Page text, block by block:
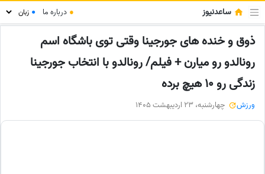
ساعدنیوز ● درباره ما ●
ذوق و خنده های جورجینا وقتی توی باشگاه اسم
رونالدو رو میارن + فیلم/ رونالدو با انتخاب جورجینا
زندگی رو 10 هیچ برده
ورزش چهارشنبه، 23 اردیبهشت 1405